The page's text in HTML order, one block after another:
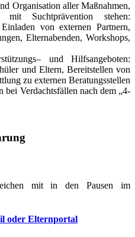
Organisation aller Maßnahmen,
Suchtprävention stehen:
von externen Partnern,
Elternabenden, Workshops,
und Hilfsangeboten:
und Eltern, Bereitstellen von
zu externen Beratungsstellen
bei Verdachtsfällen nach dem „4-
mit in den Pausen im
oder Elternportal